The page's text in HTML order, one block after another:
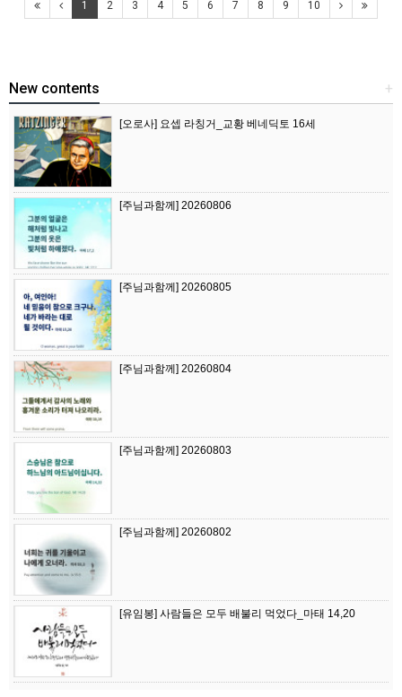
1 2 3 4 5 6 7 8 9 10
+
New contents
[오로사] 요셉 라칭거_교황 베네딕토 16세
[주님과함께] 20260806
[주님과함께] 20260805
[주님과함께] 20260804
[주님과함께] 20260803
[주님과함께] 20260802
[유임봉] 사람들은 모두 배불리 먹었다_마태 14,20